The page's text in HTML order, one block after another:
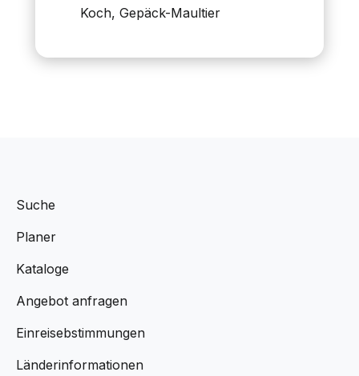
Koch, Gepäck-Maultier
Suche
Planer
Kataloge
Angebot anfragen
Einreisebstimmungen
Länderinformationen